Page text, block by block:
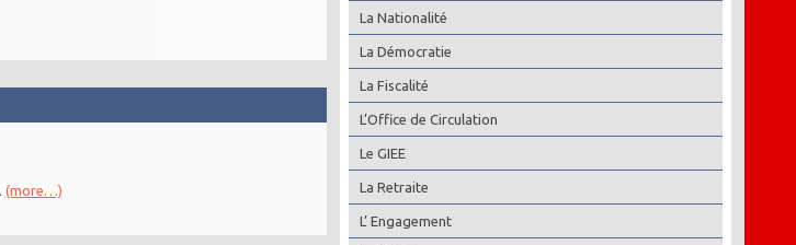
(more…)
La Nationalité
La Démocratie
La Fiscalité
L’Office de Circulation
Le GIEE
La Retraite
L’ Engagement